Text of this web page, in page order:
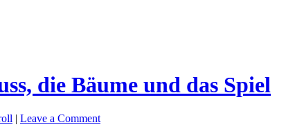
die Bäume und das Spiel
| Leave a Comment